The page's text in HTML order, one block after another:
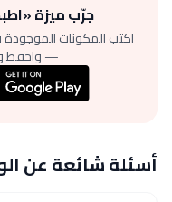
جرّب ميزة
اكتب المكونات
— واحفظ
أسئلة شائعة عن